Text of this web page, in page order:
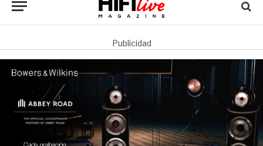
Publicidad